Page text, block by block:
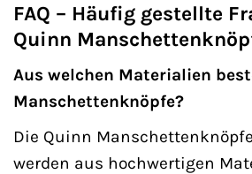
FAQ – Häufig gestellte
Quinn
Aus welchen Materialien
Manschettenknöpfe?
Die Quinn
werden aus hochwertigen